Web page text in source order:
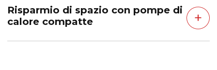
Risparmio di spazio con pompe di
calore compatte
+